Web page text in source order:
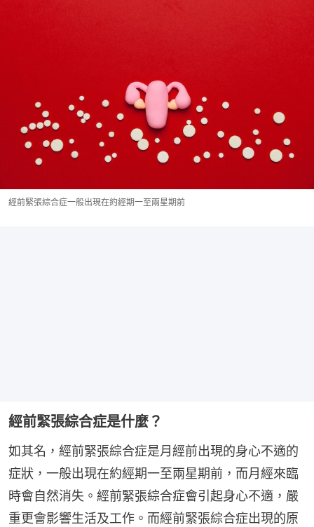
經前緊張綜合症一般出現在約經期一至兩星期前
經前緊張綜合症是什麼？
如其名，經前緊張綜合症是月經前出現的身心不適的
症狀，一般出現在約經期一至兩星期前，而月經來臨
時會自然消失。經前緊張綜合症會引起身心不適，嚴
重更會影響生活及工作。而經前緊張綜合症出現的原